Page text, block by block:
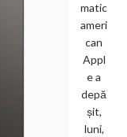
matic
ameri
can
Appl
e a
depă
șit,
luni,